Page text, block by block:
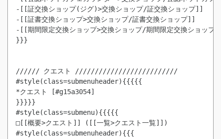
-[[証交換ショップ(ジグ)>交換ショップ/証交換ショップ]]
-[[証書交換ショップ>交換ショップ/証書交換ショップ]]
-[[期間限定交換ショップ>交換ショップ/期間限定交換ショップ
}}}
////// クエスト //////////////////////////
#style(class=submenuheader){{{{{
*クエスト [#g15a3054]
}}}}}
#style(class=submenu){{{{{
□[[概要>クエスト]] ([[一覧>クエスト一覧]])
#style(class=submenuheader){{{